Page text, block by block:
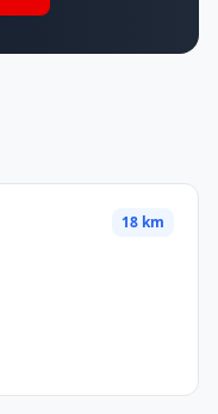
18 km